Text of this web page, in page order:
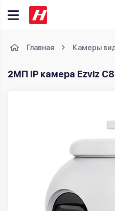
Главная Камеры
2МП IP камера Ezviz